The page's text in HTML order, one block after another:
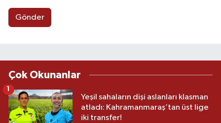
Gönder
Çok Okunanlar
Yeşil sahaların dişi aslanları klasman
atladı: Kahramanmaraş’tan üst lige
iki transfer!